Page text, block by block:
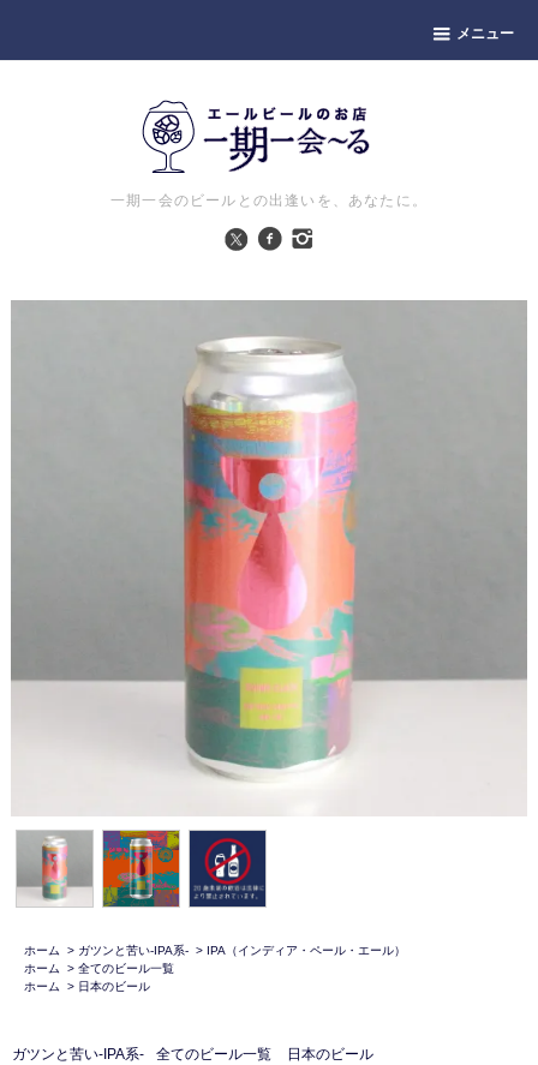
メニュー
一期一会のビールとの出逢いを、あなたに。
ホーム > ガツンと苦い-IPA系- >
IPA（インディア・ペール・エール）
ホーム
> 全てのビール一覧
ホーム
> 日本のビール
ガツンと苦い-IPA系- 全てのビール一覧 日本のビール